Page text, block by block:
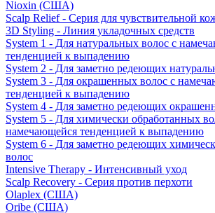
Nioxin (США)
Scalp Relief - Серия для чувствительной
3D Styling - Линия укладочных средств
System 1 - Для натуральных волос с
тенденцией к выпадению
System 2 - Для заметно редеющих
System 3 - Для окрашенных волос с
тенденцией к выпадению
System 4 - Для заметно редеющих
System 5 - Для химически обработанных
намечающейся тенденцией к выпадению
System 6 - Для заметно редеющих
волос
Intensive Therapy - Интенсивный уход
Scalp Recovery - Серия против перхоти
Olaplex (США)
Oribe (США)